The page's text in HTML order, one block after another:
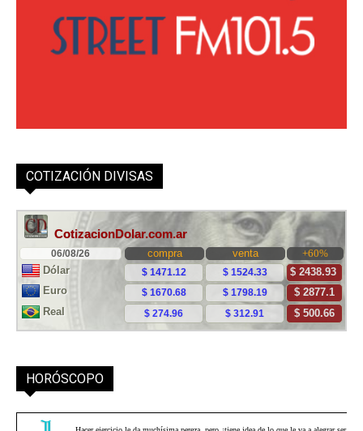
COTIZACIÓN DIVISAS
HORÓSCOPO